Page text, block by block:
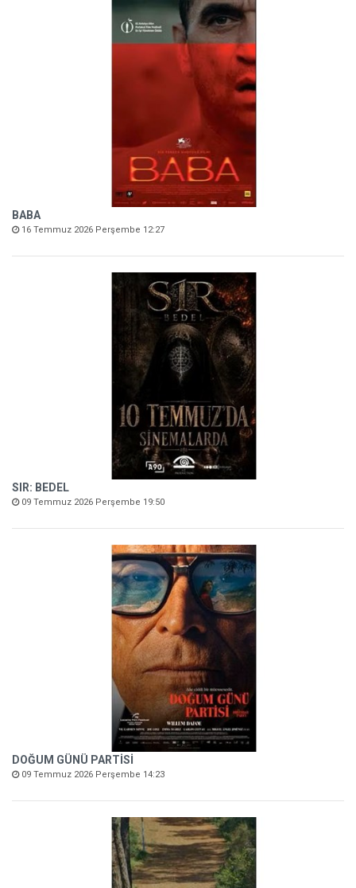
BABA
16 Temmuz 2026 Perşembe 12:27
SIR: BEDEL
09 Temmuz 2026 Perşembe 19:50
DOĞUM GÜNÜ PARTİSİ
09 Temmuz 2026 Perşembe 14:23